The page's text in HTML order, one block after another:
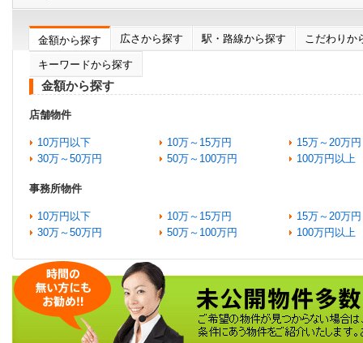
金額から探す 広さから探す 駅・路線から探す こだわりか
キーワードから探す
金額から探す
店舗物件
10万円以下 10万～15万円
15万～20万円
30万～50万円
50万～100万円 100万円以上
事務所物件
10万円以下 10万～15万円
15万～20万円
30万～50万円
50万～100万円 100万円以上